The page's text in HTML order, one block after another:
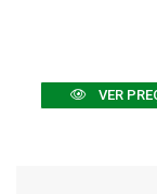
VER